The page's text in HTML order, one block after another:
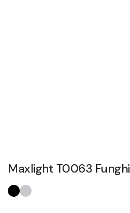
Maxlight T0063 Funghi